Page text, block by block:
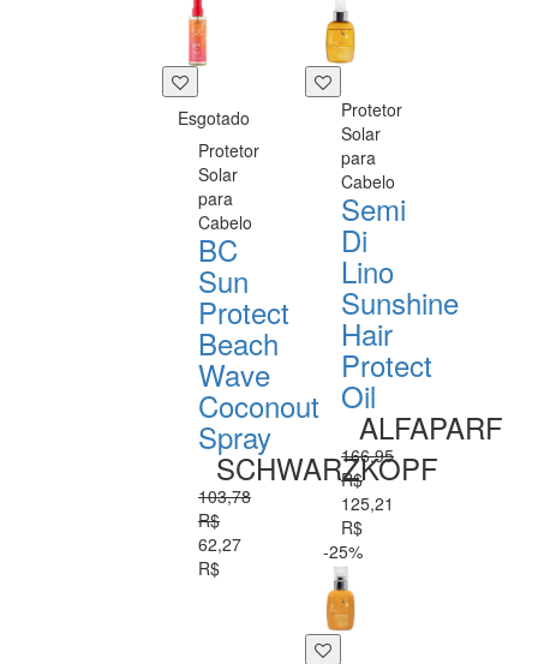
Esgotado
Protetor
Solar
para
Cabelo
BC
Sun
Protect
Beach
Wave
Coconout
Spray
SCHWARZKOPF
103,78
R$
62,27
R$
Protetor
Solar
para
Cabelo
Semi
Di
Lino
Sunshine
Hair
Protect
Oil
ALFAPARF
166,95
R$
125,21
R$
-25%